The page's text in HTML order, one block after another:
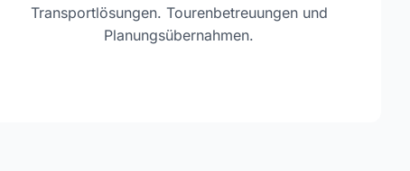
Transportlösungen. Tourenbetreuungen und
Planungsübernahmen.